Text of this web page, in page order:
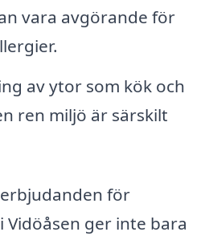
vara avgörande för
av ytor som kök och
ren miljö är särskilt
för
ger inte bara